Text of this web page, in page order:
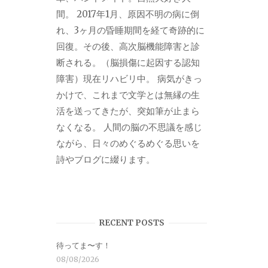
間。 2017年1月、原因不明の病に倒
れ、3ヶ月の昏睡期間を経て奇跡的に
回復。その後、高次脳機能障害と診
断される。（脳損傷に起因する認知
障害）現在リハビリ中。 病気がきっ
かけで、これまで文学とは無縁の生
活を送ってきたが、突如筆が止まら
なくなる。 人間の脳の不思議を感じ
ながら、日々のめぐるめぐる思いを
詩やブログに綴ります。
RECENT POSTS
待ってま〜す！
08/08/2026